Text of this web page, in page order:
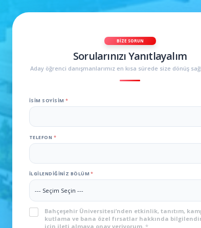
BIZE SORUN
Sorularınızı Yanıtlayalım
Aday öğrenci danışmanlarımız en kısa sürede size dönüş
İSIM SOYISIM *
TELEFON *
İLGILENDIĞINIZ BÖLÜM*
KVKK*
Bahçeşehir Üniversitesi’nden etkinlik, tanıtım,
kutlama ve bana özel fırsatlar hakkında
için ileti almaya onay veriyorum. *